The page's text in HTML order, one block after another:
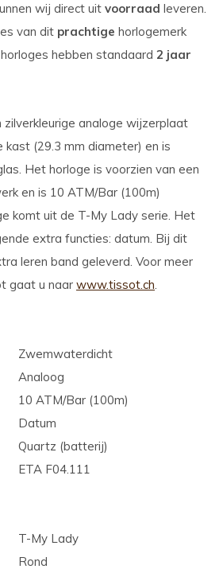
wij direct uit voorraad leveren.
van dit prachtige horlogemerk
hebben standaard 2 jaar
analoge wijzerplaat
kast (29.3 mm diameter) en is
Het horloge is voorzien van een
en is 10 ATM/Bar (100m)
komt uit de T-My Lady serie. Het
extra functies: datum. Bij dit
leren band geleverd. Voor meer
gaat u naar www.tissot.ch.
Zwemwaterdicht
Analoog
10 ATM/Bar (100m)
Datum
Quartz (batterij)
ETA F04.111
T-My Lady
Rond